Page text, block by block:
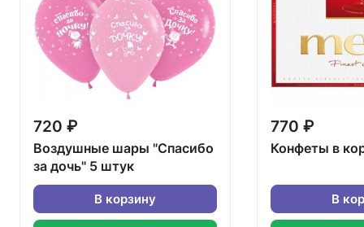
720 ₽
Воздушные шары "Спасибо
за дочь" 5 штук
В корзину
770 ₽
Конфеты в
В